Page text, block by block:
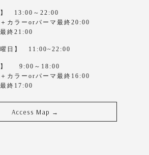
】 13:00～22:00
＋カラーorパーマ最終20:00
終21:00
曜日】 11:00~22:00
】 9:00～18:00
＋カラーorパーマ最終16:00
終17:00
Access Map →